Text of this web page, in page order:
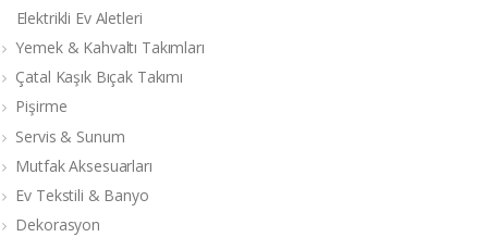
Elektrikli Ev Aletleri
Yemek & Kahvaltı Takımları
Çatal Kaşık Bıçak Takımı
Pişirme
Servis & Sunum
Mutfak Aksesuarları
Ev Tekstili & Banyo
Dekorasyon